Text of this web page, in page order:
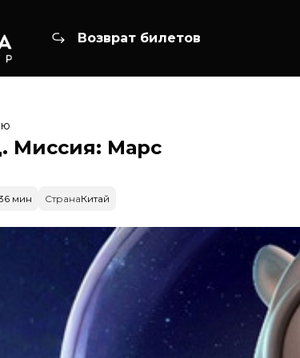
Возврат билетов
Миссия: Марс
мин СтранаКитай